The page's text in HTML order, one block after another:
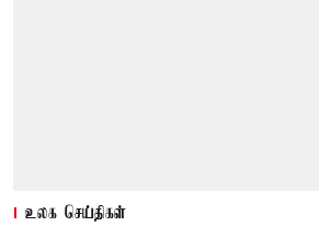
உலக செய்திகள்